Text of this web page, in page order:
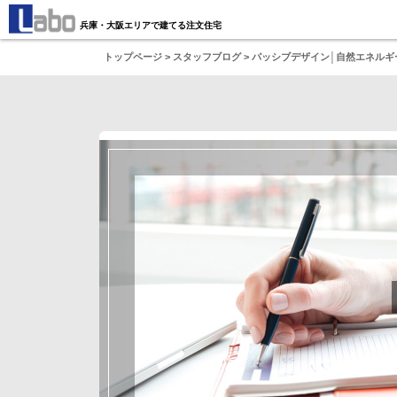
兵庫・大阪エリアで建てる注文住宅
トップページ > スタッフブログ> パッシブデザイン│自然エネルギ